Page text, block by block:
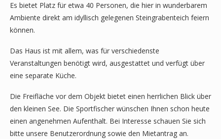
Es bietet Platz für etwa 40 Personen, die hier in wunderbarem
Ambiente direkt am idyllisch gelegenen Steingrabenteich feiern
können.
Das Haus ist mit allem, was für verschiedenste
Veranstaltungen benötigt wird, ausgestattet und verfügt über
eine separate Küche.
Die Freifläche vor dem Objekt bietet einen herrlichen Blick über
den kleinen See. Die Sportfischer wünschen Ihnen schon heute
einen angenehmen Aufenthalt. Bei Interesse schauen Sie sich
bitte unsere Benutzerordnung sowie den Mietantrag an.